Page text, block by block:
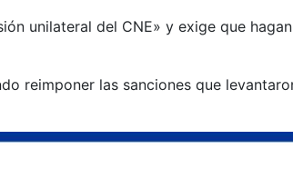
unilateral del CNE» y exige que
reimponer las sanciones que